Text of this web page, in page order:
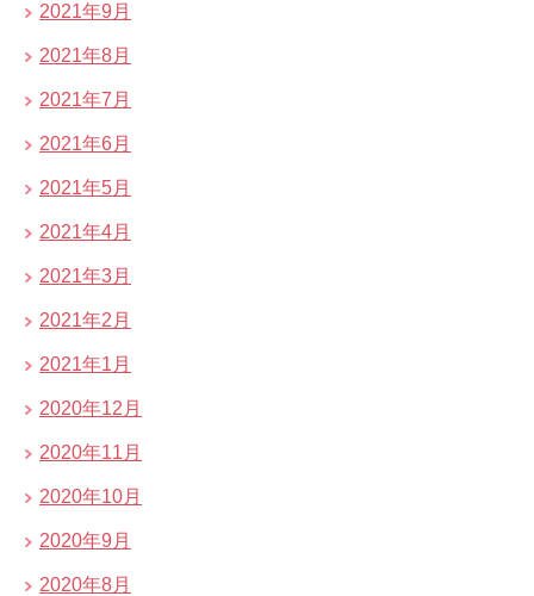
2021年9月
2021年8月
2021年7月
2021年6月
2021年5月
2021年4月
2021年3月
2021年2月
2021年1月
2020年12月
2020年11月
2020年10月
2020年9月
2020年8月